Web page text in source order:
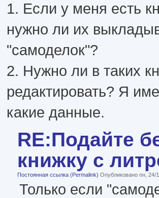
1. Если у меня есть
нужно ли их
"самоделок"?
2. Нужно ли в таких
редактировать? Я
какие данные.
RE:Подайте
книжку с
Постоянная ссылка (Permalink) Опубликовано пн, 24/
Только если